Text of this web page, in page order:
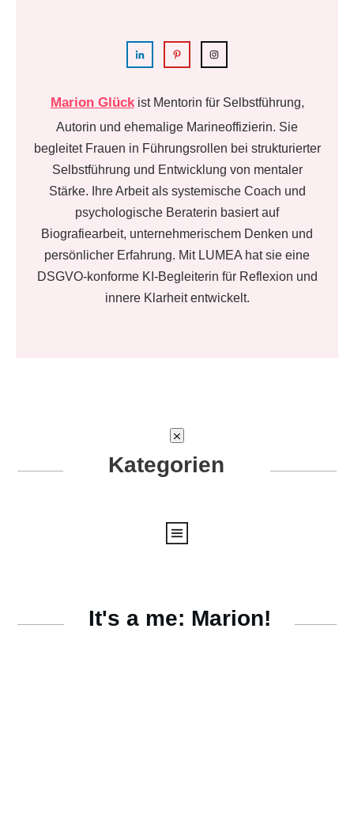
Marion Glückist Mentorin für Selbstführung,
Autorin und ehemalige Marineoffizierin. Sie
begleitet Frauen in Führungsrollen bei strukturierter
Selbstführung und Entwicklung von mentaler
Stärke. Ihre Arbeit als systemische Coach und
psychologische Beraterin basiert auf
Biografiearbeit, unternehmerischem Denken und
persönlicher Erfahrung. Mit LUMEA hat sie eine
DSGVO-konforme KI-Begleiterin für Reflexion und
innere Klarheit entwickelt.
Kategorien
It's a me: Marion!